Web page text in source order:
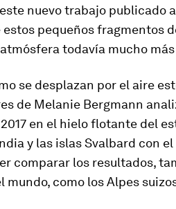
nuevo trabajo publicado
estos pequeños fragmentos
todavía mucho
se desplazan por el aire
de Melanie Bergmann
en el hielo flotante del
y las islas Svalbard con
comparar los resultados,
como los Alpes